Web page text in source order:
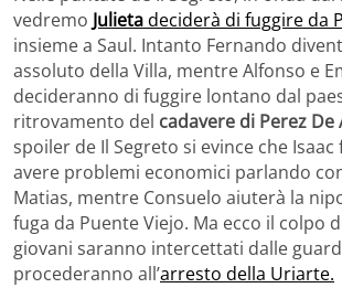
vedremo Julietadeciderà di fuggire da
insieme a Saul. Intanto Fernando
assoluto della Villa, mentre Alfonso e
decideranno di fuggire lontano dal
ritrovamento del cadavere di Perez De
spoiler de Il Segreto si evince che
avere problemi economici parlando
Matias, mentre Consuelo aiuterà la
fuga da Puente Viejo. Ma ecco il colpo
giovani saranno intercettati dalle
procederanno all’arresto della Uriarte.